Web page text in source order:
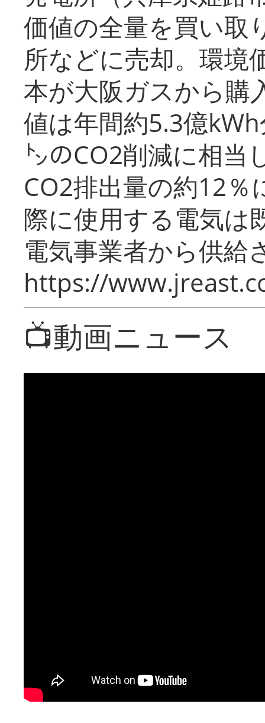
価値の全量を買い取
所などに売却。環境
本が大阪ガスから購
値は年間約5.3億
㌧のCO2削減に相当
CO2排出量の約12％
際に使用する電気は
電気事業者から供給
https://
📺動画ニュース